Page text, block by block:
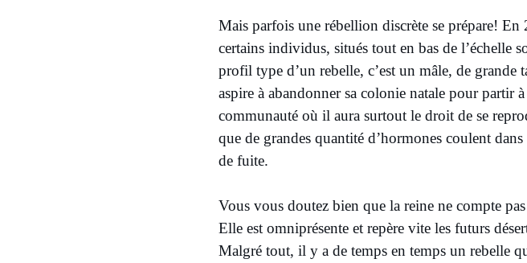
Mais parfois une rébellion discrète se prépare!
certains individus, situés tout en bas de l’échelle
profil type d’un rebelle, c’est un mâle, de
aspire à abandonner sa colonie natale pour partir
communauté où il aura surtout le droit de se
que de grandes quantité d’hormones coulent
de fuite.
Vous vous doutez bien que la reine ne compte
Elle est omniprésente et repère vite les futurs
Malgré tout, il y a de temps en temps un rebelle